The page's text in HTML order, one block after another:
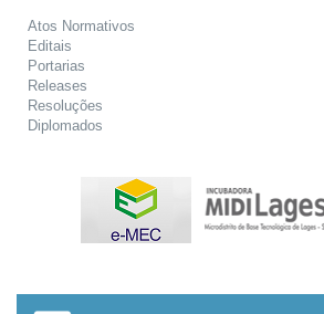
Atos Normativos
Editais
Portarias
Releases
Resoluções
Diplomados